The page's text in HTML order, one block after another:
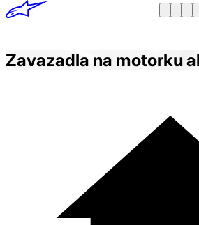
Zavazadla na motorku